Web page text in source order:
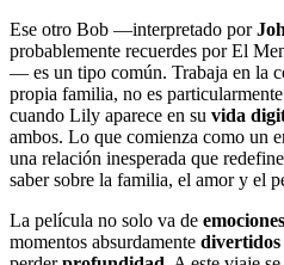
Ese otro Bob —interpretado por
probablemente recuerdes por El
— es un tipo común. Trabaja en la
propia familia, no es
cuando Lily aparece en su vida
ambos. Lo que comienza como un
una relación inesperada que
saber sobre la familia, el amor y el
La película no solo va de
momentos absurdamente divertidos